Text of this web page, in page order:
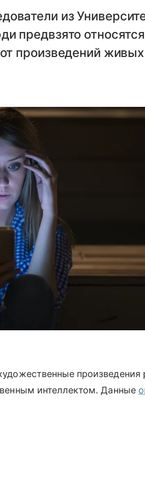
из
предвзято
произведений
произведения
интеллектом. Данные